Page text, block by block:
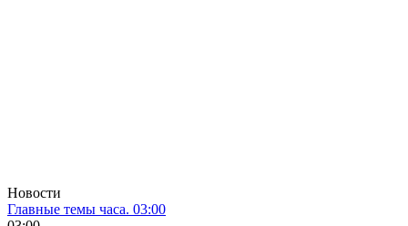
Новости
Главные темы часа. 03:00